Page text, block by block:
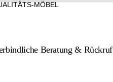
MÖBEL
Beratung & Rückruf